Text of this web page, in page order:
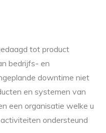
tot product
bedrijfs- en
downtime niet
en systemen van
een organisatie welke u
ondersteund